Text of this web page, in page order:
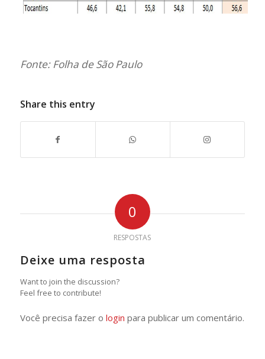
Fonte: Folha de São Paulo
Share this entry
0
RESPOSTAS
Deixe uma resposta
Want to join the discussion?
Feel free to contribute!
Você precisa fazer o login para publicar um comentário.